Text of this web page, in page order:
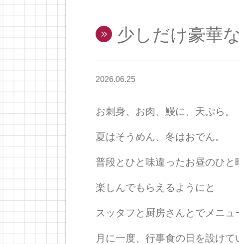
少しだけ豪華
2026.06.25
お刺身、お肉、鰻に、天ぷら。
夏はそうめん、冬はおでん。
普段とひと味違ったお昼のひと
楽しんでもらえるようにと
スッタフと厨房さんとでメニュ
月に一度、行事食の日を設けて